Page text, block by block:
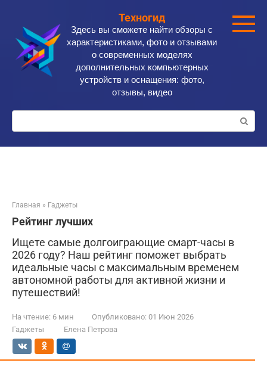
контенту
Техногид
Здесь вы сможете найти обзоры с
характеристиками, фото и отзывами
о современных моделях
дополнительных компьютерных
устройств и оснащения: фото,
отзывы, видео
Поиск:
Главная » Гаджеты
Рейтинг лучших
Ищете самые долгоиграющие смарт-часы в
2026 году? Наш рейтинг поможет выбрать
идеальные часы с максимальным временем
автономной работы для активной жизни и
путешествий!
На чтение: 6 мин Опубликовано: 01 Июн 2026
Гаджеты
Елена Петрова